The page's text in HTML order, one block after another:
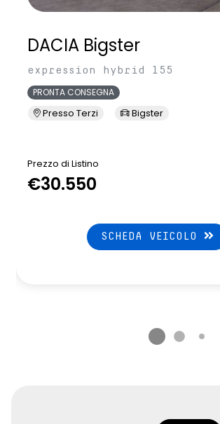
DACIA Bigster
expression hybrid 155
PRONTA CONSEGNA
Presso Terzi Bigster
Prezzo di Listino
€30.550
SCHEDA VEICOLO